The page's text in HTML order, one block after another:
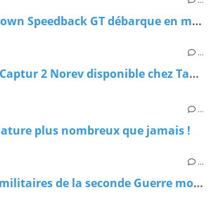
1/18 : La David Brown Speedback GT débarque en miniature
…
1/43 : Le Renault Captur 2 Norev disponible chez Tacot
…
plus nombreux que jamais !
…
Altaya : Voitures militaires de la seconde Guerre mondiale